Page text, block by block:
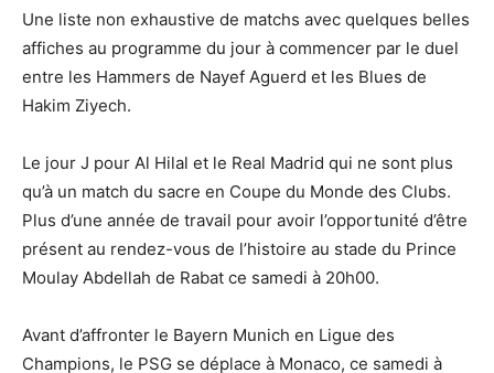
Une liste non exhaustive de matchs avec quelques belles
affiches au programme du jour à commencer par le duel
entre les Hammers de Nayef Aguerd et les Blues de
Hakim Ziyech.
Le jour J pour Al Hilal et le Real Madrid qui ne sont plus
qu’à un match du sacre en Coupe du Monde des Clubs.
Plus d’une année de travail pour avoir l’opportunité d’être
présent au rendez-vous de l’histoire au stade du Prince
Moulay Abdellah de Rabat ce samedi à 20h00.
Avant d’affronter le Bayern Munich en Ligue des
Champions, le PSG se déplace à Monaco, ce samedi à